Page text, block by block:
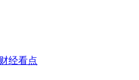
财经看点